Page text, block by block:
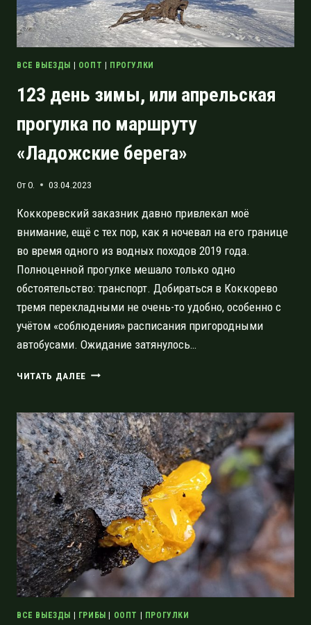
ВСЕ ВЫЕЗДЫ ООПТ ПРОГУЛКИ
123 день зимы, или апрельская
прогулка по маршруту
«Ладожские берега»
ОтO. 03.04.2023
Коккоревский заказник давно привлекал моё
внимание, ещё с тех пор, как я ночевал на его границе
во время одного из водных походов 2019 года.
Полноценной прогулке мешало только одно
обстоятельство: транспорт. Добираться в Коккорево
тремя перекладными не очень-то удобно, особенно с
учётом «соблюдения» расписания пригородными
автобусами. Ожидание затянулось…
ЧИТАТЬ ДАЛЕЕ 123
ИЛИ
АПРЕЛЬСКАЯ
ПРОГУЛКА
ПО
МАРШРУТУ
«ЛАДОЖСКИЕ
БЕРЕГА»
ВСЕ ВЫЕЗДЫ ГРИБЫ ООПТ ПРОГУЛКИ